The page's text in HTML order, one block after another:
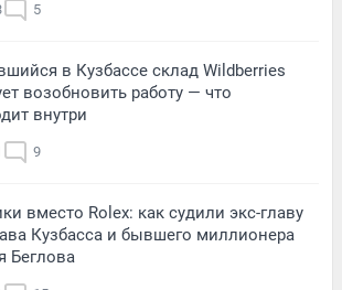
5
в Кузбассе склад Wildberries
возобновить работу — что
внутри
9
вместо Rolex: как судили экс-главу
Кузбасса и бывшего миллионера
Беглова